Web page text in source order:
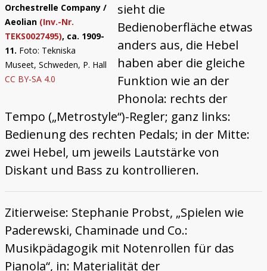
Orchestrelle Company /
Aeolian (Inv.-Nr.
TEKS0027495), ca. 1909-
11. Foto: Tekniska
Museet, Schweden, P. Hall
CC BY-SA 4.0
sieht die
Bedienoberfläche etwas
anders aus, die Hebel
haben aber die gleiche
Funktion wie an der
Phonola: rechts der
Tempo („Metrostyle“)-Regler; ganz links:
Bedienung des rechten Pedals; in der Mitte:
zwei Hebel, um jeweils Lautstärke von
Diskant und Bass zu kontrollieren.
Zitierweise: Stephanie Probst, „Spielen wie
Paderewski, Chaminade und Co.:
Musikpädagogik mit Notenrollen für das
Pianola“, in: Materialität der